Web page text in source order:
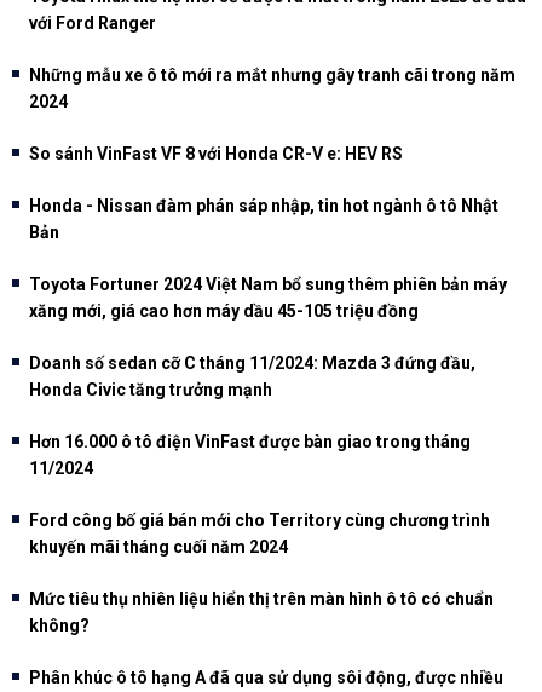
với Ford Ranger
Những mẫu xe ô tô mới ra mắt nhưng gây tranh cãi trong năm
2024
So sánh VinFast VF 8 với Honda CR-V e: HEV RS
Honda - Nissan đàm phán sáp nhập, tin hot ngành ô tô Nhật
Bản
Toyota Fortuner 2024 Việt Nam bổ sung thêm phiên bản máy
xăng mới, giá cao hơn máy dầu 45-105 triệu đồng
Doanh số sedan cỡ C tháng 11/2024: Mazda 3 đứng đầu,
Honda Civic tăng trưởng mạnh
Hơn 16.000 ô tô điện VinFast được bàn giao trong tháng
11/2024
Ford công bố giá bán mới cho Territory cùng chương trình
khuyến mãi tháng cuối năm 2024
Mức tiêu thụ nhiên liệu hiển thị trên màn hình ô tô có chuẩn
không?
Phân khúc ô tô hạng A đã qua sử dụng sôi động, được nhiều